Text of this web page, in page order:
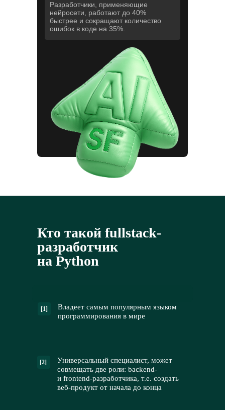
Разработчики, применяющие
нейросети, работают до 40%
быстрее и сокращают количество
ошибок в коде на 35%.
Кто такой fullstack-
разработчик
на Python
[1]
Владеет самым популярным языком
программирования в мире
[2]
Универсальный специалист, может
совмещать две роли: backend-
и frontend-разработчика, т.е. создать
веб-продукт от начала до конца